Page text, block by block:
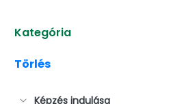
Kategória
Törlés
Képzés indulása